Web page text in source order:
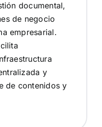
documental,
de negocio
empresarial.
y
de contenidos y